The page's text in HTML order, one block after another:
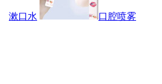
漱口水
口腔喷雾